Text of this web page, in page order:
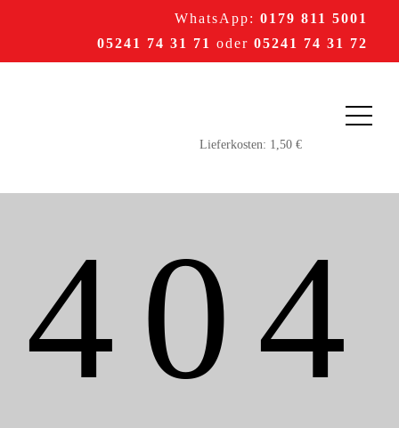
WhatsApp: 0179 811 5001
05241 74 31 71 oder 05241 74 31 72
404